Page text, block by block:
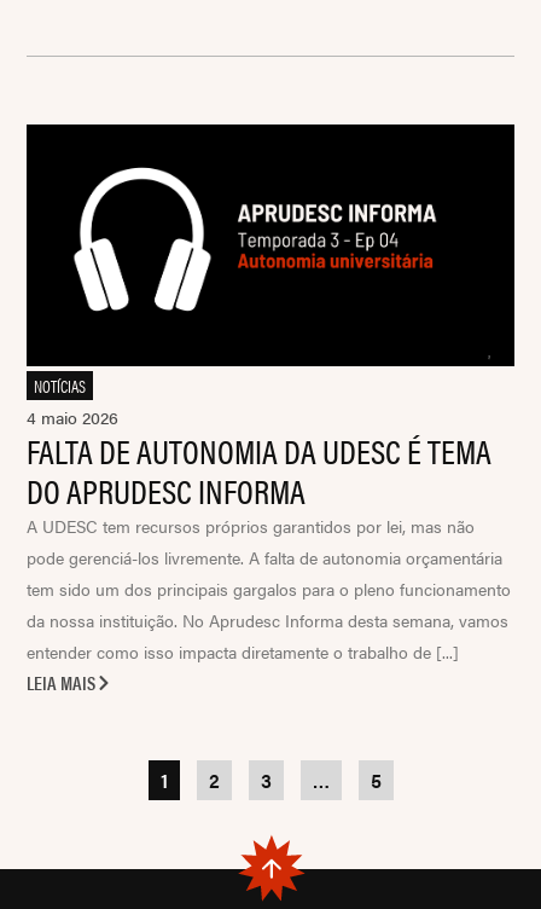
NOTÍCIAS
4 maio 2026
FALTA DE AUTONOMIA DA UDESC É TEMA
DO APRUDESC INFORMA
A UDESC tem recursos próprios garantidos por lei, mas não
pode gerenciá-los livremente. A falta de autonomia orçamentária
tem sido um dos principais gargalos para o pleno funcionamento
da nossa instituição. No Aprudesc Informa desta semana, vamos
entender como isso impacta diretamente o trabalho de [...]
LEIA MAIS
1 2 3 … 5